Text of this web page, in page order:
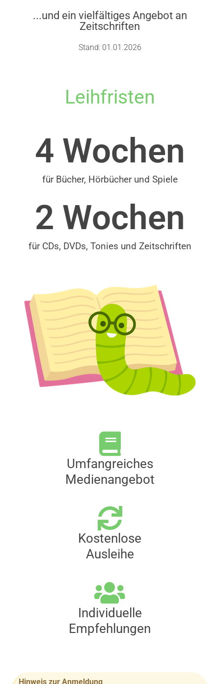
...und ein vielfältiges Angebot an
Zeitschriften
Stand: 01.01.2026
Leihfristen
für Bücher, Hörbücher und Spiele
4 Wochen
für CDs, DVDs, Tonies und Zeitschriften
2 Wochen
Umfangreiches
Medienangebot
Kostenlose
Ausleihe
Individuelle
Empfehlungen
Hinweis zur Anmeldung